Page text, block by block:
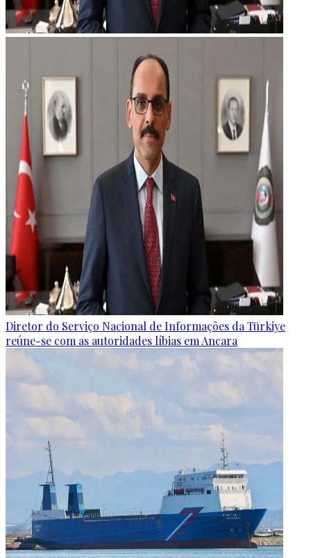
Diretor do Serviço Nacional de Informações da Türkiye
reúne-se com as autoridades líbias em Ancara